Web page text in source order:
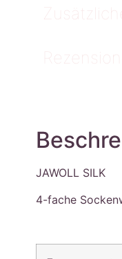
JAWOLL SILK
4-fache